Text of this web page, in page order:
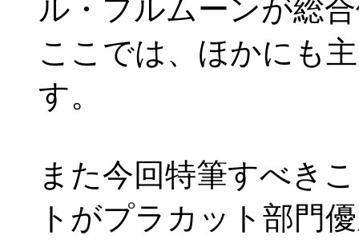
ル・フルムーンが総
ここでは、ほかにも
す。
また今回特筆すべき
トがプラカット部門